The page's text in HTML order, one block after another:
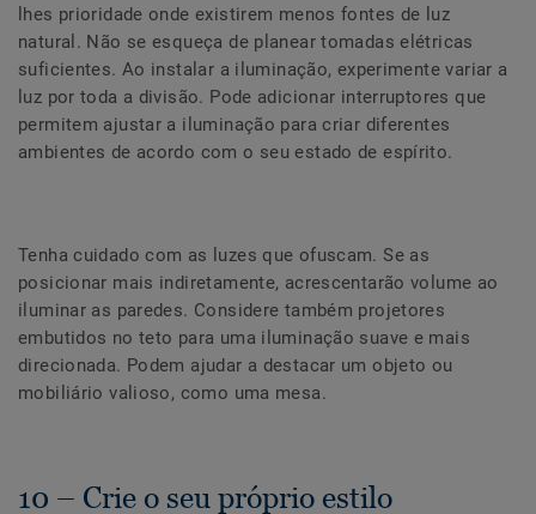
lhes prioridade onde existirem menos fontes de luz
natural. Não se esqueça de planear tomadas elétricas
suficientes. Ao instalar a iluminação, experimente variar a
luz por toda a divisão. Pode adicionar interruptores que
permitem ajustar a iluminação para criar diferentes
ambientes de acordo com o seu estado de espírito.
Tenha cuidado com as luzes que ofuscam. Se as
posicionar mais indiretamente, acrescentarão volume ao
iluminar as paredes. Considere também projetores
embutidos no teto para uma iluminação suave e mais
direcionada. Podem ajudar a destacar um objeto ou
mobiliário valioso, como uma mesa.
10 – Crie o seu próprio estilo